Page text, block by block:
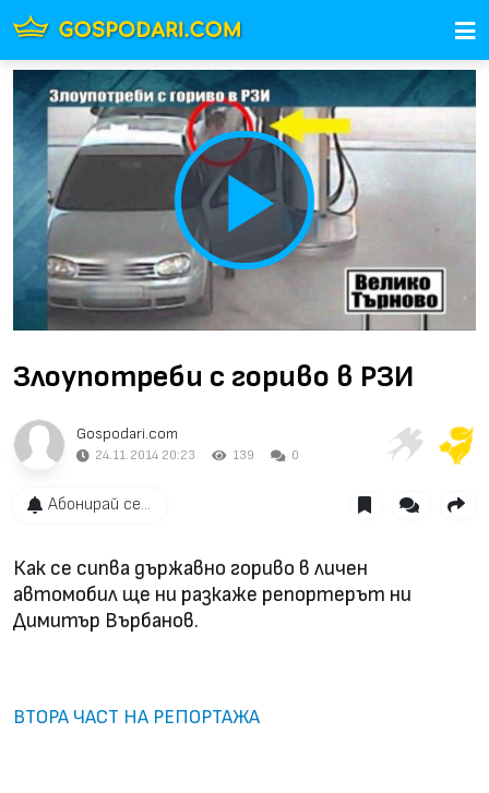
Play
Video
Злоупотреби с гориво в РЗИ
Gospodari.com
24.11.2014 20:23 139 0
Абонирай се...
Как се сипва държавно гориво в личен
автомобил ще ни разкаже репортерът ни
Димитър Върбанов.
ВТОРА ЧАСТ НА РЕПОРТАЖА